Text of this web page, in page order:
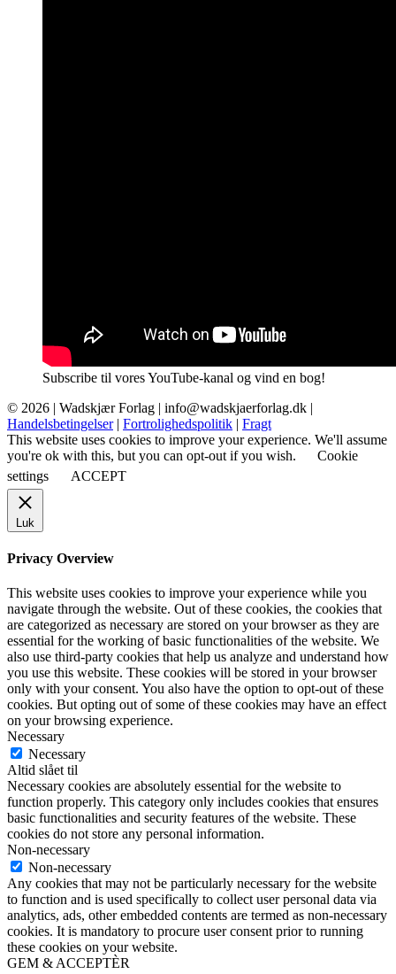
Subscribe til vores YouTube-kanal og vind en bog!
© 2026 | Wadskjær Forlag | info@wadskjaerforlag.dk |
Handelsbetingelser| Fortrolighedspolitik | Fragt
This website uses cookies to improve your experience. We'll assume
you're ok with this, but you can opt-out if you wish.
Cookie
settings
ACCEPT
Luk
Privacy Overview
This website uses cookies to improve your experience while you
navigate through the website. Out of these cookies, the cookies that
are categorized as necessary are stored on your browser as they are
essential for the working of basic functionalities of the website. We
also use third-party cookies that help us analyze and understand how
you use this website. These cookies will be stored in your browser
only with your consent. You also have the option to opt-out of these
cookies. But opting out of some of these cookies may have an effect
on your browsing experience.
Necessary
Necessary
Altid slået til
Necessary cookies are absolutely essential for the website to
function properly. This category only includes cookies that ensures
basic functionalities and security features of the website. These
cookies do not store any personal information.
Non-necessary
Non-necessary
Any cookies that may not be particularly necessary for the website
to function and is used specifically to collect user personal data via
analytics, ads, other embedded contents are termed as non-necessary
cookies. It is mandatory to procure user consent prior to running
these cookies on your website.
GEM & ACCEPTÈR